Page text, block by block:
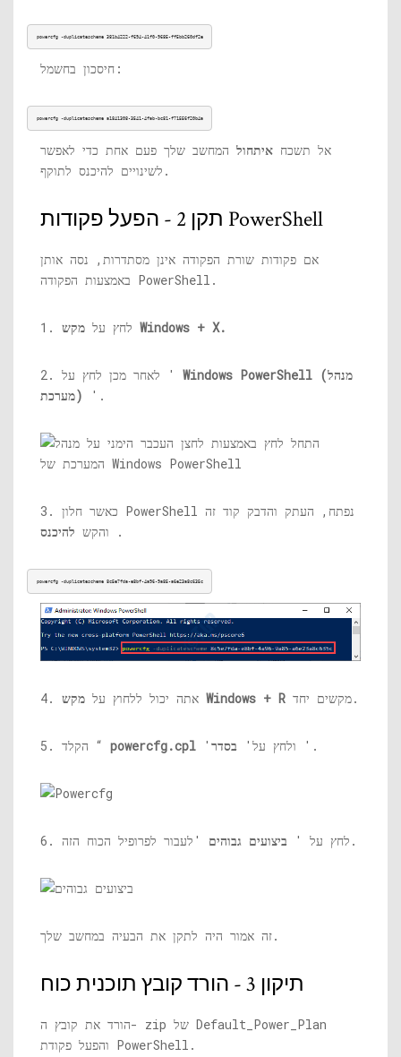
powercfg -duplicatescheme 381b4222-f694-41f0-9685-ff5bb260df2e
חיסכון בחשמל:
powercfg -duplicatescheme a1841308-3541-4fab-bc81-f71556f20b4a
אל תשכח איתחול המחשב שלך פעם אחת כדי לאפשר
לשינויים להיכנס לתוקף.
תקן 2 - הפעל פקודות PowerShell
אם פקודות שורת הפקודה אינן מסתדרות, נסה אותן
באמצעות הפקודה PowerShell.
1. לחץ על מקש Windows + X.
2. לאחר מכן לחץ על ' Windows PowerShell (מנהל
מערכת)
'.
3. כאשר חלון PowerShell נפתח, העתק והדבק קוד זה
והקש להיכנס .
powercfg -duplicatescheme 8c5e7fda-e8bf-4a96-9a85-a6e23a8c635c
4. אתה יכול ללחוץ על מקש Windows + R מקשים יחד.
5. הקלד “ powercfg.cpl 'ולחץ על' בסדר '.
6. לחץ על ' ביצועים גבוהים 'לעבור לפרופיל הכוח הזה.
זה אמור היה לתקן את הבעיה במחשב שלך.
תיקון 3 - הורד קובץ תוכנית כוח
הורד את קובץ ה- zip של Default_Power_Plan
והפעל פקודת PowerShell.